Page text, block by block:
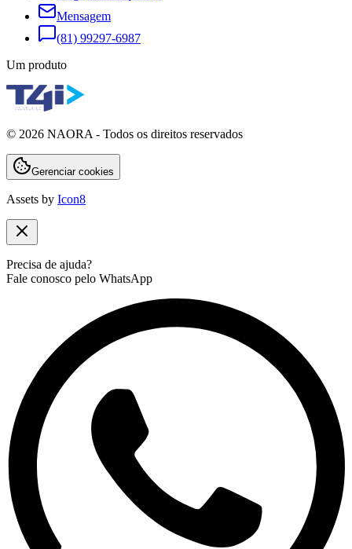
Mensagem
(81) 99297-6987
Um produto
© 2026 NAORA - Todos os direitos reservados
Gerenciar cookies
Assets by Icon8
Precisa de ajuda?
Fale conosco pelo WhatsApp